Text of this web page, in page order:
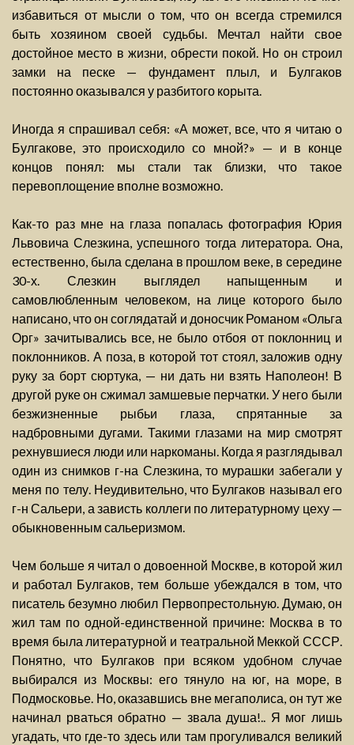
избавиться от мысли о том, что он всегда стремился
быть хозяином своей судьбы. Мечтал найти свое
достойное место в жизни, обрести покой. Но он строил
замки на песке — фундамент плыл, и Булгаков
постоянно оказывался у разбитого корыта.
Иногда я спрашивал себя: «А может, все, что я читаю о
Булгакове, это происходило со мной?» — и в конце
концов понял: мы стали так близки, что такое
перевоплощение вполне возможно.
Как-то раз мне на глаза попалась фотография Юрия
Львовича Слезкина, успешного тогда литератора. Она,
естественно, была сделана в прошлом веке, в середине
30-х. Слезкин выглядел напыщенным и
самовлюбленным человеком, на лице которого было
написано, что он соглядатай и доносчик Романом «Ольга
Орг» зачитывались все, не было отбоя от поклонниц и
поклонников. А поза, в которой тот стоял, заложив одну
руку за борт сюртука, — ни дать ни взять Наполеон! В
другой руке он сжимал замшевые перчатки. У него были
безжизненные рыбьи глаза, спрятанные за
надбровными дугами. Такими глазами на мир смотрят
рехнувшиеся люди или наркоманы. Когда я разглядывал
один из снимков г-на Слезкина, то мурашки забегали у
меня по телу. Неудивительно, что Булгаков называл его
г-н Сальери, а зависть коллеги по литературному цеху —
обыкновенным сальеризмом.
Чем больше я читал о довоенной Москве, в которой жил
и работал Булгаков, тем больше убеждался в том, что
писатель безумно любил Первопрестольную. Думаю, он
жил там по одной-единственной причине: Москва в то
время была литературной и театральной Меккой СССР.
Понятно, что Булгаков при всяком удобном случае
выбирался из Москвы: его тянуло на юг, на море, в
Подмосковье. Но, оказавшись вне мегаполиса, он тут же
начинал рваться обратно — звала душа!.. Я мог лишь
угадать, что где-то здесь или там прогуливался великий